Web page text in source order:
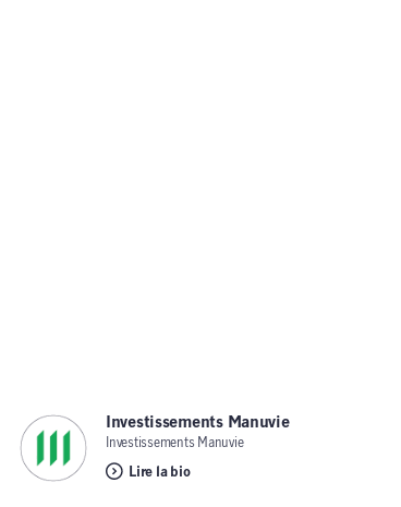
Investissements Manuvie,
Investissements Manuvie
Lire la bio